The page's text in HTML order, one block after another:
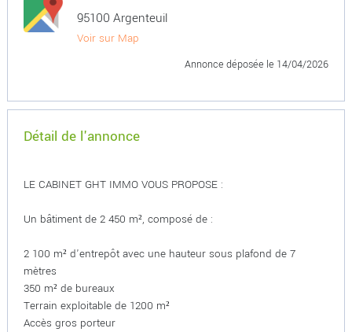
95100 Argenteuil
Voir sur Map
Annonce déposée le 14/04/2026
Détail de l'annonce
LE CABINET GHT IMMO VOUS PROPOSE :
Un bâtiment de 2 450 m², composé de :
2 100 m² d'entrepôt avec une hauteur sous plafond de 7
mètres
350 m² de bureaux
Terrain exploitable de 1200 m²
Accès gros porteur